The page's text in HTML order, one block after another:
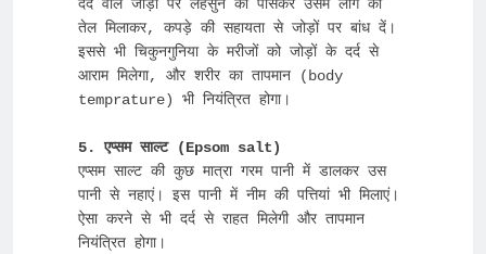
दर्द वाले जोड़ों पर लहसुन को पीसकर उसमें लौंग का
तेल मिलाकर, कपड़े की सहायता से जोड़ों पर बांध दें।
इससे भी चिकुनगुनिया के मरीजों को जोड़ों के दर्द से
आराम मिलेगा, और शरीर का तापमान (body
temprature) भी नियंत्रित होगा।
एप्सम साल्ट की कुछ मात्रा गरम पानी में डालकर उस
पानी से नहाएं। इस पानी में नीम की पत्तियां भी मिलाएं।
ऐसा करने से भी दर्द से राहत मिलेगी और तापमान
नियंत्रित होगा।